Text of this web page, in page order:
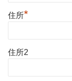
住所*
住所2